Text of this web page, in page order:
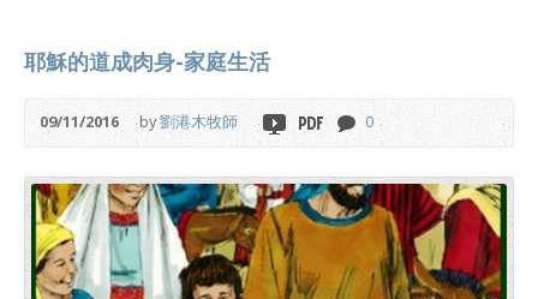
耶穌的道成肉身-家庭生活
09/11/2016 by劉港木牧師 0